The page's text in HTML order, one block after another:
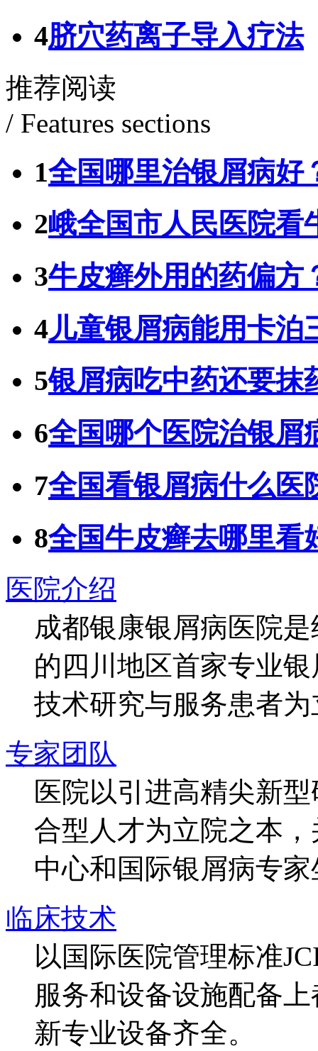
4脐穴药离子导入疗法
推荐阅读
/ Features sections
1全国哪里治银屑病好
2峨全国市人民医院看
3牛皮癣外用的药偏方
4儿童银屑病能用卡泊
5银屑病吃中药还要抹
6全国哪个医院治银屑
7全国看银屑病什么医
8全国牛皮癣去哪里看
医院介绍
成都银康银屑病医院
的四川地区首家专业
技术研究与服务患者
专家团队
医院以引进高精尖新
合型人才为立院之本
中心和国际银屑病专
临床技术
以国际医院管理标准
服务和设备设施配备
新专业设备齐全。